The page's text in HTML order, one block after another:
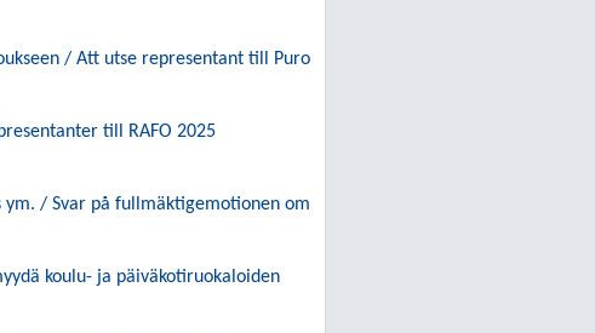
/ Att utse representant till Puro
till RAFO 2025
ym. / Svar på fullmäktigemotionen om
koulu- ja päiväkotiruokaloiden